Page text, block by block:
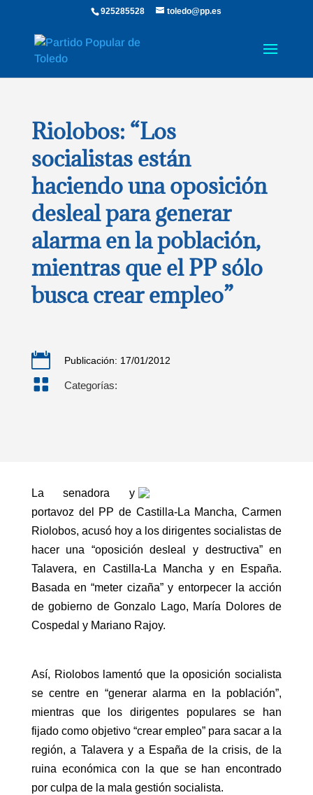
925285528 toledo@pp.es
Riolobos: “Los
socialistas están
haciendo una oposición
desleal para generar
alarma en la población,
mientras que el PP sólo
busca crear empleo”
 Publicación: 17/01/2012
 Categorías:
La senadora y
portavoz del PP de Castilla-La Mancha, Carmen
Riolobos, acusó hoy a los dirigentes socialistas de
hacer una “oposición desleal y destructiva” en
Talavera, en Castilla-La Mancha y en España.
Basada en “meter cizaña” y entorpecer la acción
de gobierno de Gonzalo Lago, María Dolores de
Cospedal y Mariano Rajoy.
Así, Riolobos lamentó que la oposición socialista
se centre en “generar alarma en la población”,
mientras que los dirigentes populares se han
fijado como objetivo “crear empleo” para sacar a la
región, a Talavera y a España de la crisis, de la
ruina económica con la que se han encontrado
por culpa de la mala gestión socialista.